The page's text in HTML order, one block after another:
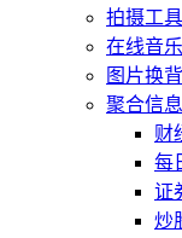
拍摄工具
在线音乐
图片换
聚合信息
财
每
证
炒